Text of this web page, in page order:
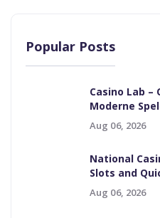
Popular Posts
Casino Lab –
Moderne
Aug 06, 2026
National
Slots and
Aug 06, 2026